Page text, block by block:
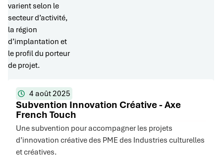
varient selon le
secteur d’activité,
la région
d’implantation et
le profil du porteur
de projet.
4 août 2025
Subvention Innovation Créative - Axe
French Touch
Une subvention pour accompagner les projets
d’innovation créative des PME des Industries culturelles
et créatives.